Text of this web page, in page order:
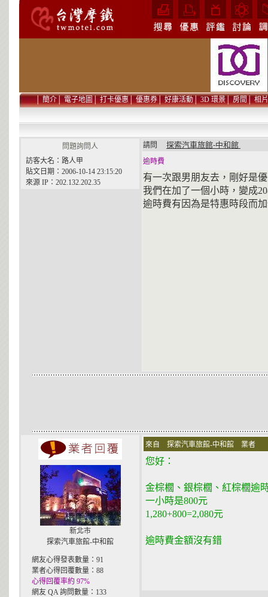
│簡介│電子地圖│打卡優惠│優惠券│好康活動│3D 環景│房間│相片
問題詢問人
訪客大名：路人甲
貼文日期：2006-10-14 23:15:20
來源 IP：202.132.202.35
請問 探索汽車旅館-中和館
逾時費
有一次跟男朋友去，剛好是
我們在加了一個小時，變成
逾時費有因為是特惠時段而
新北市
探索汽車旅館-中和館
網友心得發表數量：91
業者心得回覆數量：88
心得回覆率約 97%
網友 QA 詢問數量：133
來自 探索汽車旅館-中和館 業者
您好：
金棕櫚、銀棕櫚、紅棕櫚逾
一小時是800元
1,280+800=2,080元
逾時費金額沒有錯